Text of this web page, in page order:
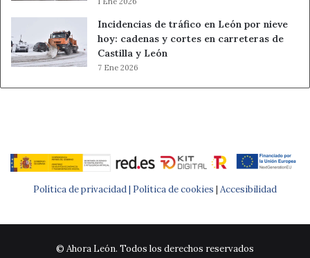
Incidencias de tráfico en León por nieve
hoy: cadenas y cortes en carreteras de
Castilla y León
7 Ene 2026
Política de privacidad | Política de cookies | Accesibilidad
© Ahora León. Todos los derechos reservados